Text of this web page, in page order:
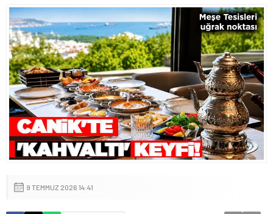
9 TEMMUZ 2026 14:41